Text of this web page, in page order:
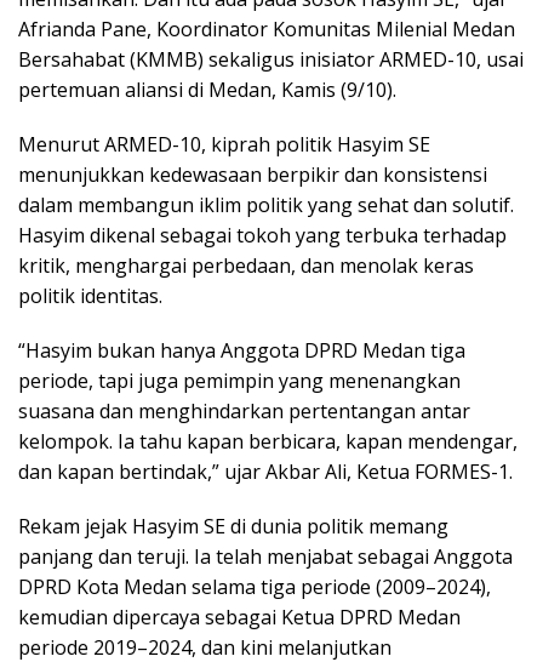
Afrianda Pane, Koordinator Komunitas Milenial Medan
Bersahabat (KMMB) sekaligus inisiator ARMED-10, usai
pertemuan aliansi di Medan, Kamis (9/10).
Menurut ARMED-10, kiprah politik Hasyim SE
menunjukkan kedewasaan berpikir dan konsistensi
dalam membangun iklim politik yang sehat dan solutif.
Hasyim dikenal sebagai tokoh yang terbuka terhadap
kritik, menghargai perbedaan, dan menolak keras
politik identitas.
“Hasyim bukan hanya Anggota DPRD Medan tiga
periode, tapi juga pemimpin yang menenangkan
suasana dan menghindarkan pertentangan antar
kelompok. Ia tahu kapan berbicara, kapan mendengar,
dan kapan bertindak,” ujar Akbar Ali, Ketua FORMES-1.
Rekam jejak Hasyim SE di dunia politik memang
panjang dan teruji. Ia telah menjabat sebagai Anggota
DPRD Kota Medan selama tiga periode (2009–2024),
kemudian dipercaya sebagai Ketua DPRD Medan
periode 2019–2024, dan kini melanjutkan